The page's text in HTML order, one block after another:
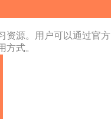
资源。用户可以通过官方
式。